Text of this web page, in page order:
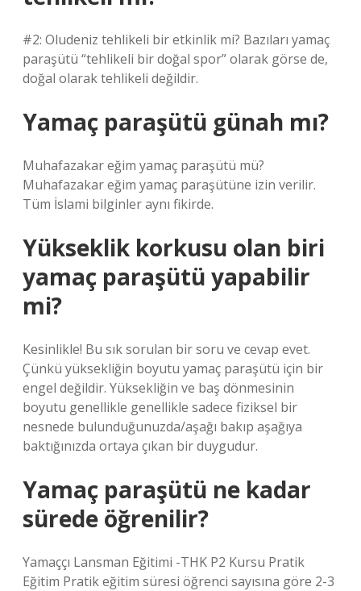
#2: Oludeniz tehlikeli bir etkinlik mi? Bazıları yamaç
paraşütü “tehlikeli bir doğal spor” olarak görse de,
doğal olarak tehlikeli değildir.
Yamaç paraşütü günah mı?
Muhafazakar eğim yamaç paraşütü mü?
Muhafazakar eğim yamaç paraşütüne izin verilir.
Tüm İslami bilginler aynı fikirde.
Yükseklik korkusu olan biri
yamaç paraşütü yapabilir
mi?
Kesinlikle! Bu sık sorulan bir soru ve cevap evet.
Çünkü yüksekliğin boyutu yamaç paraşütü için bir
engel değildir. Yüksekliğin ve baş dönmesinin
boyutu genellikle genellikle sadece fiziksel bir
nesnede bulunduğunuzda/aşağı bakıp aşağıya
baktığınızda ortaya çıkan bir duygudur.
Yamaç paraşütü ne kadar
sürede öğrenilir?
Yamaççı Lansman Eğitimi -THK P2 Kursu Pratik
Eğitim Pratik eğitim süresi öğrenci sayısına göre 2-3